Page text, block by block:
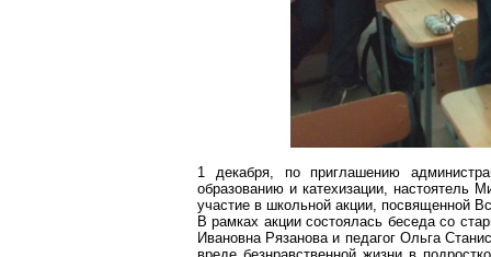
1 декабря, по приглашению
образованию и катехизации, настоятель
участие в школьной акции, посвященной
В рамках акции состоялась беседа со
Ивановна Рязанова и педагог Ольга